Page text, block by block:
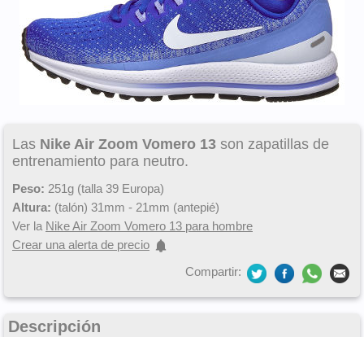
Las Nike Air Zoom Vomero 13 son zapatillas de
entrenamiento para neutro.
Peso: 251g (talla 39 Europa)
Altura: (talón) 31mm - 21mm (antepié)
Ver la Nike Air Zoom Vomero 13 para hombre
Crear una alerta de precio
Compartir:
Descripción